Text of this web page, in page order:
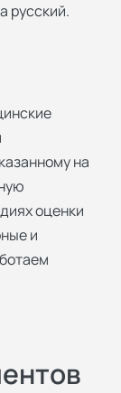
русский.
на
оценки
и